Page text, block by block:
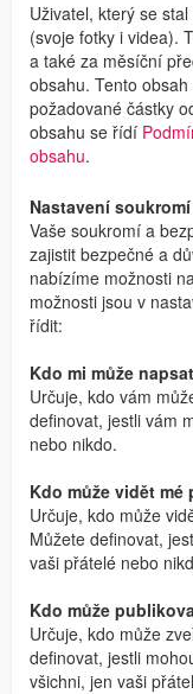
Uživatel, který se
(svoje fotky i videa).
a také za měsíční
obsahu. Tento
požadované částky
obsahu se řídí
obsahu.
Nastavení
Vaše soukromí a
zajistit bezpečné a
nabízíme možnosti
možnosti jsou v
řídit:
Kdo mi může
Určuje, kdo vám
definovat, jestli vám
nebo nikdo.
Kdo může vidět mé
Určuje, kdo může
Můžete definovat,
vaši přátelé nebo
Kdo může
Určuje, kdo může
definovat, jestli
všichni, jen vaši